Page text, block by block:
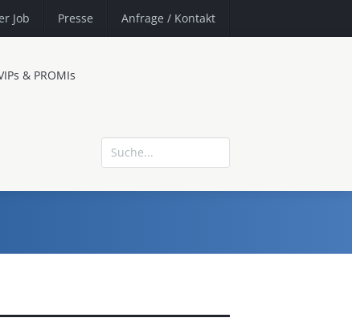
Job Presse Anfrage / Kontakt
& PROMIs